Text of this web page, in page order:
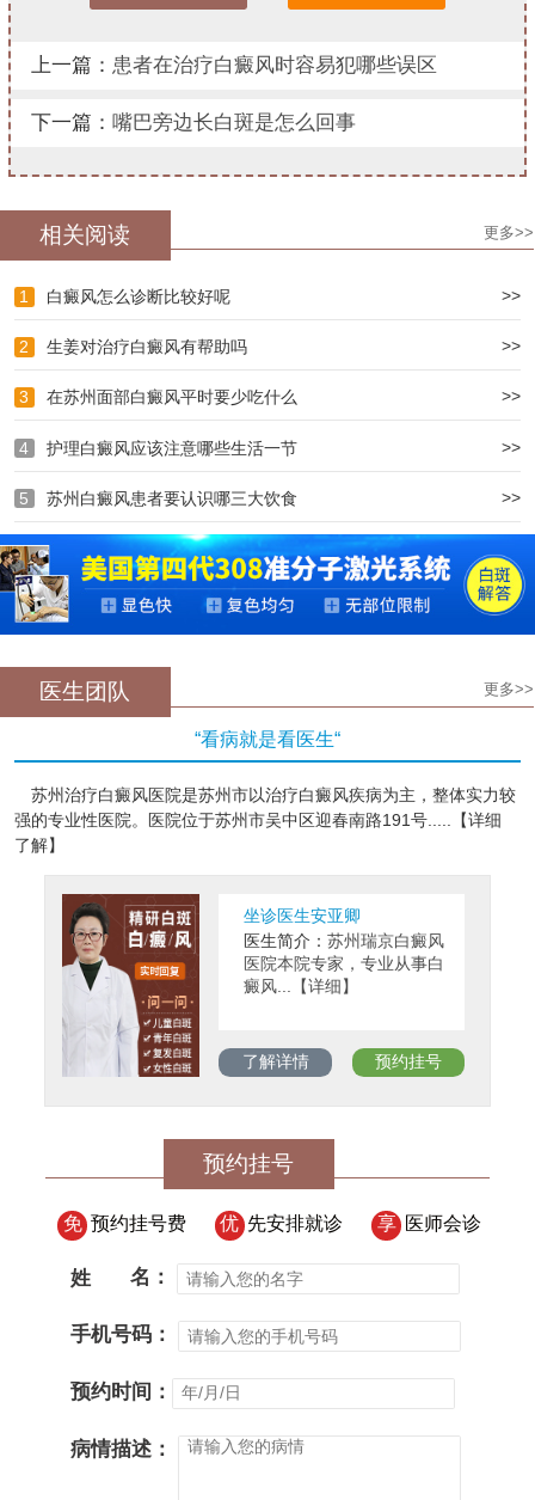
上一篇： 患者在治疗白癜风时容易犯哪些误区
下一篇： 嘴巴旁边长白斑是怎么回事
相关阅读 更多>>
1 白癜风怎么诊断比较好呢 >>
2 生姜对治疗白癜风有帮助吗 >>
3 在苏州面部白癜风平时要少吃什么 >>
4 护理白癜风应该注意哪些生活一节 >>
5 苏州白癜风患者要认识哪三大饮食 >>
医生团队 更多>>
“看病就是看医生“
苏州治疗白癜风医院是苏州市以治疗白癜风疾病为主，整体实力较
强的专业性医院。医院位于苏州市吴中区迎春南路191号.....【详细
了解】
坐诊医生安亚卿
医生简介： 苏州瑞京白癜风
医院本院专家，专业从事白
癜风...【详细】
了解详情 预约挂号
预约挂号
免 预约挂号费 优 先安排就诊 享 医师会诊
姓 名：
手机号码：
预约时间：
病情描述：